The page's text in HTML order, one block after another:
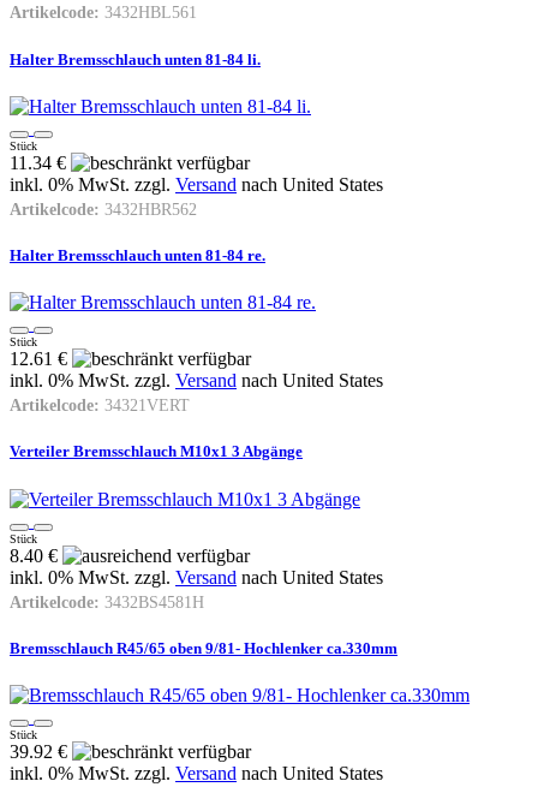
Artikelcode: 3432HBL561
Halter Bremsschlauch unten 81-84 li.
Stück
11.34 €
inkl. 0% MwSt. zzgl. Versand nach United States
Artikelcode: 3432HBR562
Halter Bremsschlauch unten 81-84 re.
Stück
12.61 €
inkl. 0% MwSt. zzgl. Versand nach United States
Artikelcode: 34321VERT
Verteiler Bremsschlauch M10x1 3 Abgänge
Stück
8.40 €
inkl. 0% MwSt. zzgl. Versand nach United States
Artikelcode: 3432BS4581H
Bremsschlauch R45/65 oben 9/81- Hochlenker ca.330mm
Stück
39.92 €
inkl. 0% MwSt. zzgl. Versand nach United States